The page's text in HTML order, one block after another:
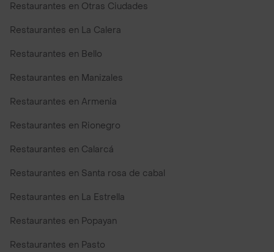
Restaurantes en Otras Ciudades
Restaurantes en La Calera
Restaurantes en Bello
Restaurantes en Manizales
Restaurantes en Armenia
Restaurantes en Rionegro
Restaurantes en Calarcá
Restaurantes en Santa rosa de cabal
Restaurantes en La Estrella
Restaurantes en Popayan
Restaurantes en Pasto